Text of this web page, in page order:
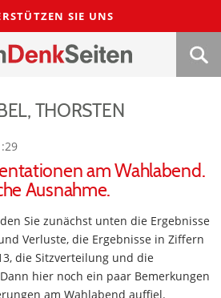
SIE UNS
THORSTEN
am Wahlabend.
Ausnahme.
Sie zunächst unten die Ergebnisse
Verluste, die Ergebnisse in Ziffern
die Sitzverteilung und die
hier noch ein paar Bemerkungen
am Wahlabend auffiel.